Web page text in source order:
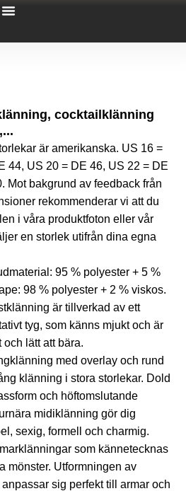
cocktailklänning
är amerikanska. US 16 =
44, US 20 = DE 46, US 22 = DE
Mot bakgrund av feedback från
rekommenderar vi att du
i våra produktfoton eller vår
en storlek utifrån dina egna
95 % polyester + 5 %
98 % polyester + 2 % viskos.
är tillverkad av ett
tyg, som känns mjukt och är
lätt att bära.
med overlay och rund
klänning i stora storlekar. Dold
och höftomslutande
midiklänning gör dig
sexig, formell och charmig.
som kännetecknas
mönster. Utformningen av
sig perfekt till armar och